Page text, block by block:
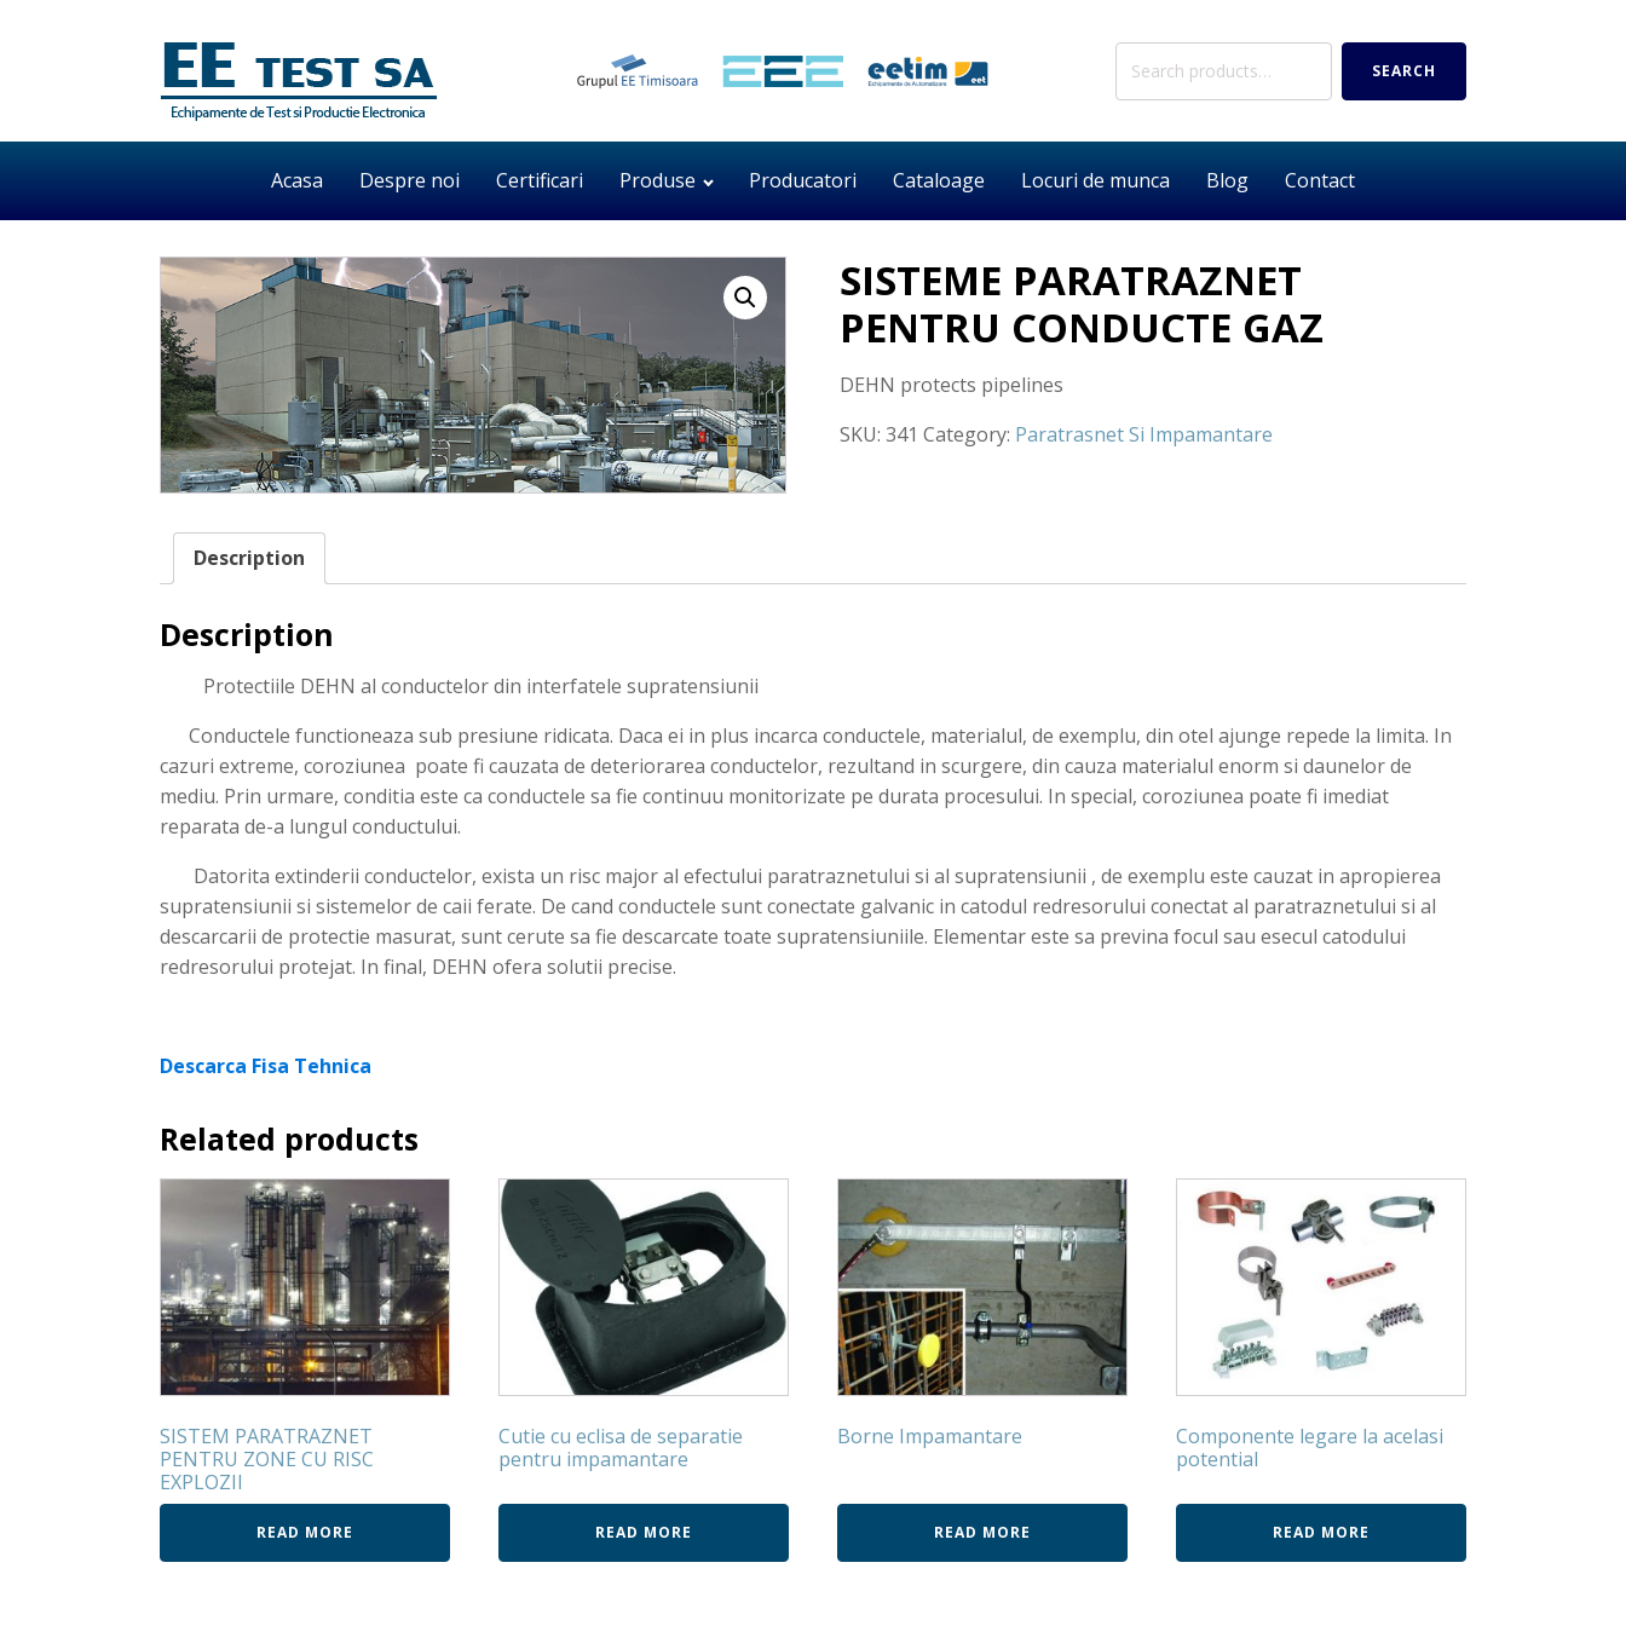
Search
SEARCH
Acasa Despre noi Certificari Produse Producatori Cataloage Locuri de munca Blog Contact
SISTEME PARATRAZNET
PENTRU CONDUCTE GAZ
DEHN protects pipelines
SKU: 341 Category: Paratrasnet Si Impamantare
Description
Description
Protectiile DEHN al conductelor din interfatele supratensiunii
Conductele functioneaza sub presiune ridicata. Daca ei in plus incarca conductele, materialul, de exemplu, din otel ajunge repede la limita. In
cazuri extreme, coroziunea poate fi cauzata de deteriorarea conductelor, rezultand in scurgere, din cauza materialul enorm si daunelor de
mediu. Prin urmare, conditia este ca conductele sa fie continuu monitorizate pe durata procesului. In special, coroziunea poate fi imediat
reparata de-a lungul conductului.
Datorita extinderii conductelor, exista un risc major al efectului paratraznetului si al supratensiunii , de exemplu este cauzat in apropierea
supratensiunii si sistemelor de caii ferate. De cand conductele sunt conectate galvanic in catodul redresorului conectat al paratraznetului si al
descarcarii de protectie masurat, sunt cerute sa fie descarcate toate supratensiuniile. Elementar este sa previna focul sau esecul catodului
redresorului protejat. In final, DEHN ofera solutii precise.
Descarca Fisa Tehnica
Related products
SISTEM PARATRAZNET
PENTRU ZONE CU RISC
EXPLOZII
READ MORE
Cutie cu eclisa de separatie
pentru impamantare
READ MORE
Borne Impamantare
READ MORE
Componente legare la acelasi
potential
READ MORE